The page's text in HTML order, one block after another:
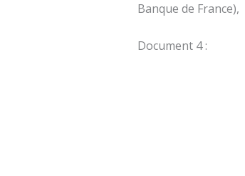
Banque de France),
Document 4 :